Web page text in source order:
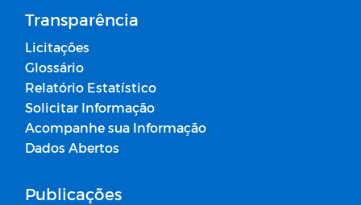
Transparência
Licitações
Glossário
Relatório Estatístico
Solicitar Informação
Acompanhe sua Informação
Dados Abertos
Publicações